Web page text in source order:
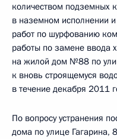
количеством подземных
в наземном исполнении
работ по шурфованию
работы по замене ввода
на жилой дом №88 по
к вновь строящемуся
в течение декабря 2011
По вопросу устранения
дома по улице Гагарина,